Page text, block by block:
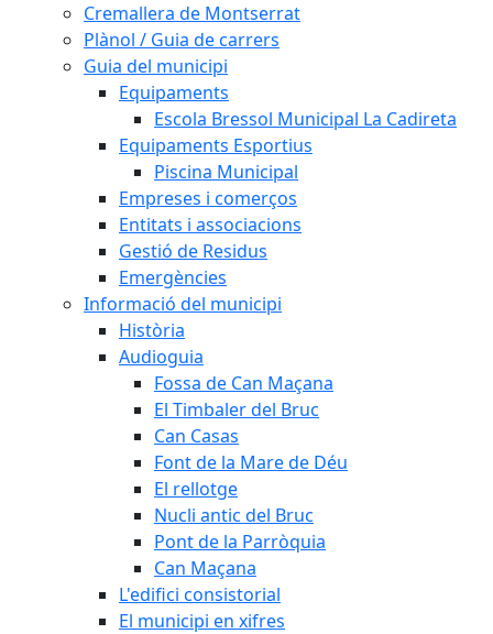
Cremallera de Montserrat
Plànol / Guia de carrers
Guia del municipi
Equipaments
Escola Bressol Municipal La Cadireta
Equipaments Esportius
Piscina Municipal
Empreses i comerços
Entitats i associacions
Gestió de Residus
Emergències
Informació del municipi
Història
Audioguia
Fossa de Can Maçana
El Timbaler del Bruc
Can Casas
Font de la Mare de Déu
El rellotge
Nucli antic del Bruc
Pont de la Parròquia
Can Maçana
L'edifici consistorial
El municipi en xifres